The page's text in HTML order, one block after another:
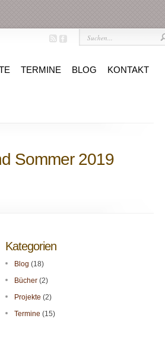
TERMINE BLOG KONTAKT
Sommer 2019
Kategorien
Blog (18)
Bücher (2)
Projekte (2)
Termine (15)